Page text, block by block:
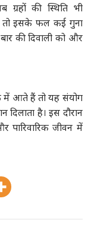
की स्थिति भी
तो इसके फल कई गुना
की दिवाली को और
में आते हैं तो यह संयोग
दिलाता है। इस दौरान
पारिवारिक जीवन में